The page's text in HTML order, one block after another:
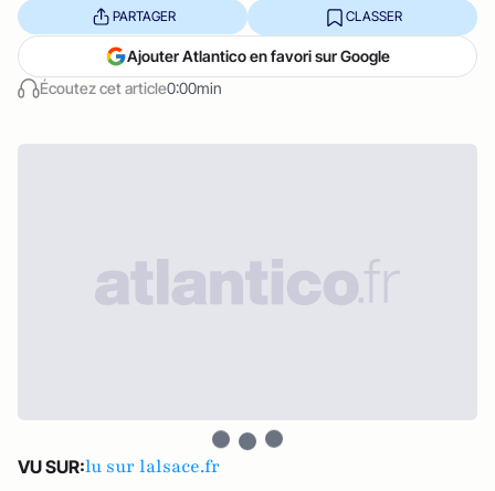
Écoutez cet article0:00min
PARTAGER CLASSER
Ajouter Atlantico en favori sur Google
VU SUR:lu sur lalsace.fr